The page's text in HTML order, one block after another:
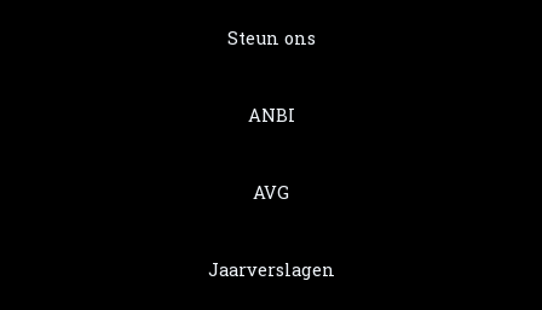
Steun ons
ANBI
AVG
Jaarverslagen